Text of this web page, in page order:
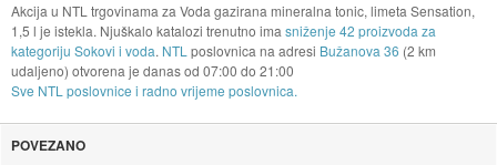
Akcija u NTL trgovinama za Voda gazirana mineralna tonic, limeta Sensation,
1,5 l je istekla. Njuškalo katalozi trenutno ima sniženje 42 proizvoda za
kategoriju Sokovi i voda. NTL poslovnica na adresi Bužanova 36 (2 km
udaljeno) otvorena je danas od 07:00 do 21:00
Sve NTL poslovnice i radno vrijeme poslovnica.
POVEZANO